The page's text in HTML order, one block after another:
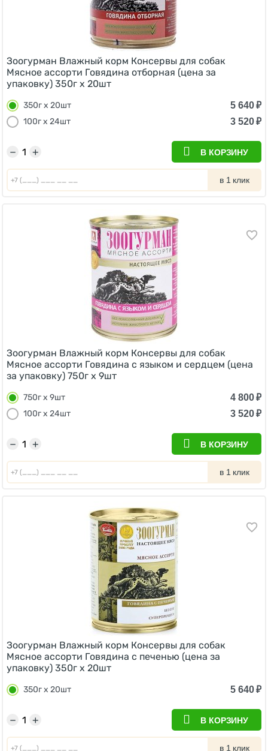
Зоогурман Влажный корм Консервы для собак
Мясное ассорти Говядина отборная (цена за
упаковку) 350г x 20шт
350г x 20шт 5 640₽
100г х 24шт
3 520₽
+
− В КОРЗИНУ
в 1 клик
Зоогурман Влажный корм Консервы для собак
Мясное ассорти Говядина с языком и сердцем (цена
за упаковку) 750г х 9шт
750г х 9шт 4 800₽
100г х 24шт
3 520₽
+
− В КОРЗИНУ
в 1 клик
Зоогурман Влажный корм Консервы для собак
Мясное ассорти Говядина с печенью (цена за
упаковку) 350г x 20шт
350г x 20шт 5 640₽
+
− В КОРЗИНУ
в 1 клик